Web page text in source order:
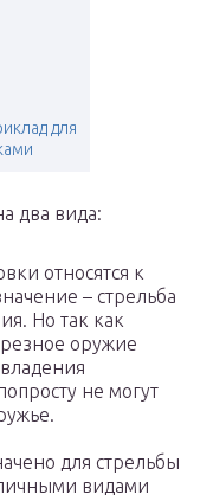
для
два вида:
относятся к
– стрельба
Но так как
оружие
не могут
для стрельбы
видами